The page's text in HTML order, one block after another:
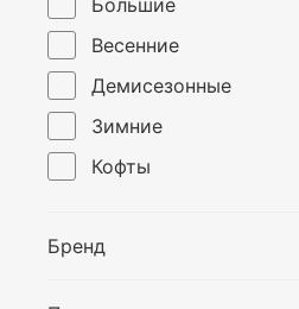
Весенние
Демисезонные
Зимние
Кофты
Модные
Бренд